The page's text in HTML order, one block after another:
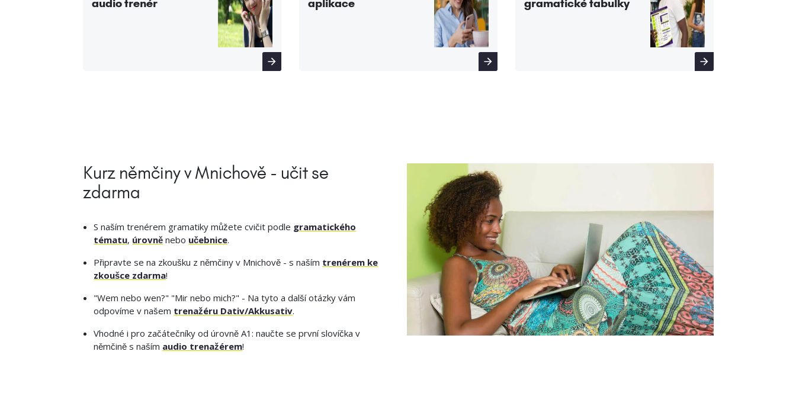
audio trenér
aplikace
gramatické tabulky
Kurz němčiny v Mnichově - učit se
zdarma
S naším trenérem gramatiky můžete cvičit podle gramatického
tématu, úrovně nebo učebnice.
Připravte se na zkoušku z němčiny v Mnichově - s naším trenérem ke
zkoušce zdarma!
"Wem nebo wen?" "Mir nebo mich?" - Na tyto a další otázky vám
odpovíme v našem trenažéru Dativ/Akkusativ.
Vhodné i pro začátečníky od úrovně A1: naučte se první slovíčka v
němčině s naším audio trenažérem!